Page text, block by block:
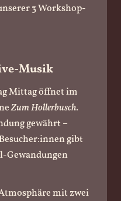
3 Workshop-
Musik
Mittag öffnet im
Zum Hollerbusch.
gewährt –
gibt
Gewandungen
mit zwei